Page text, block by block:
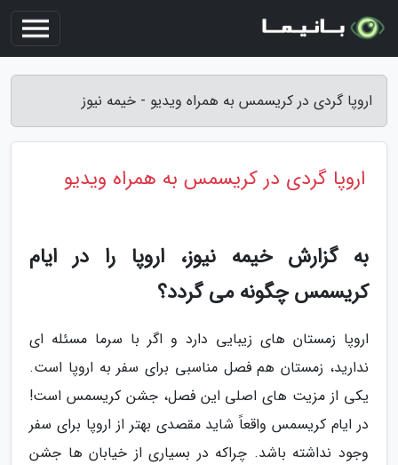
اروپا گردی در کریسمس به همراه ویدیو - خیمه نیوز
اروپا گردی در کریسمس به همراه ویدیو
به گزارش خیمه نیوز، اروپا را در ایام
کریسمس چگونه می گردد؟
اروپا زمستان های زیبایی دارد و اگر با سرما مسئله ای
ندارید، زمستان هم فصل مناسبی برای سفر به اروپا است.
یکی از مزیت های اصلی این فصل، جشن کریسمس است!
در ایام کریسمس واقعاً شاید مقصدی بهتر از اروپا برای سفر
وجود نداشته باشد. چراکه در بسیاری از خیابان ها جشن